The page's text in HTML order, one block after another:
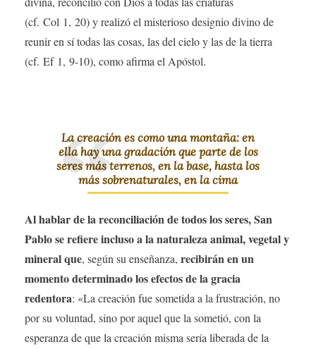
(cf. Col 1, 20) y realizó el misterioso designio divino de
reunir en sí todas las cosas, las del cielo y las de la tierra
(cf. Ef 1, 9-10), como afirma el Apóstol.
La creación es como una montaña: en
ella hay una gradación que parte de los
seres más terrenos, en la base, hasta los
más sobrenaturales, en la cima
Al hablar de la reconciliación de todos los seres, San
Pablo se refiere incluso a la naturaleza animal, vegetal y
mineral que, según su enseñanza, recibirán en un
momento determinado los efectos de la gracia
redentora: «La creación fue sometida a la frustración, no
por su voluntad, sino por aquel que la sometió, con la
esperanza de que la creación misma sería liberada de la